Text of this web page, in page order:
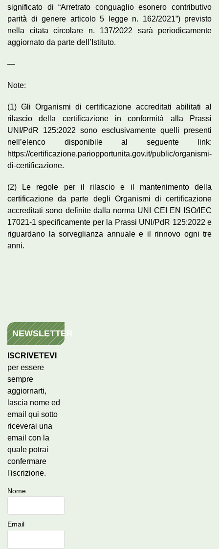
significato di “Arretrato conguaglio esonero contributivo
parità di genere articolo 5 legge n. 162/2021”) previsto
nella citata circolare n. 137/2022 sarà periodicamente
aggiornato da parte dell’Istituto.
—
Note:
(1) Gli Organismi di certificazione accreditati abilitati al
rilascio della certificazione in conformità alla Prassi
UNI/PdR 125:2022 sono esclusivamente quelli presenti
nell’elenco disponibile al seguente link:
https://certificazione.pariopportunita.gov.it/public/organismi-
di-certificazione.
(2) Le regole per il rilascio e il mantenimento della
certificazione da parte degli Organismi di certificazione
accreditati sono definite dalla norma UNI CEI EN ISO/IEC
17021-1 specificamente per la Prassi UNI/PdR 125:2022 e
riguardano la sorveglianza annuale e il rinnovo ogni tre
anni.
NEWSLETTER
ISCRIVETEVI
per essere
sempre
aggiornarti,
lascia nome ed
email qui sotto
riceverai una
email con la
quale potrai
confermare
l'iscrizione.
Nome
Email